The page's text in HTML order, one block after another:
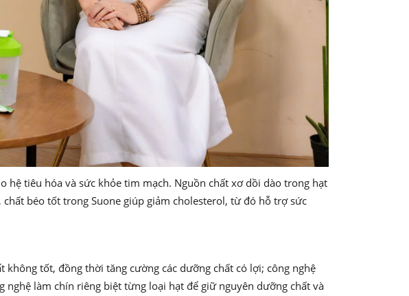
hệ tiêu hóa và sức khỏe tim mạch. Nguồn chất xơ dồi dào trong hạt
béo tốt trong Suone giúp giảm cholesterol, từ đó hỗ trợ sức
không tốt, đồng thời tăng cường các dưỡng chất có lợi; công nghệ
làm chín riêng biệt từng loại hạt để giữ nguyên dưỡng chất và